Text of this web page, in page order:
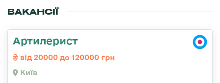
ВАКАНСІЇ
Артилерист
від 20000 до 120000 грн
Київ